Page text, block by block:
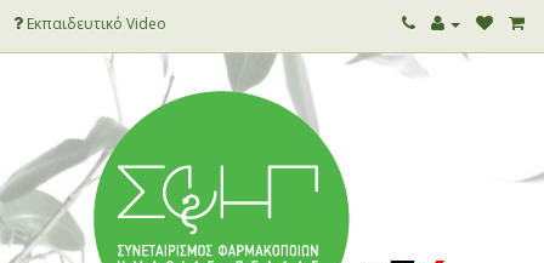
Εκπαιδευτικό Video